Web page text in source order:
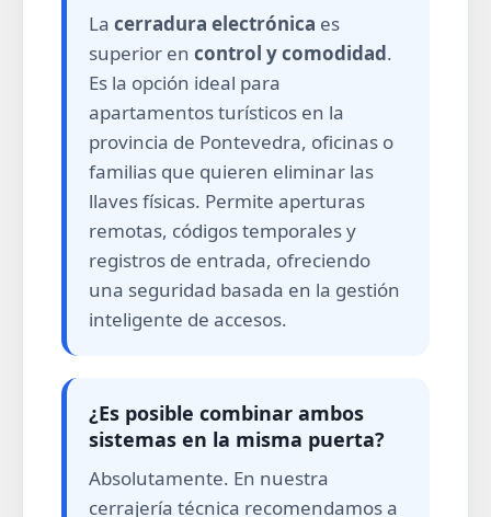
La cerradura electrónica es
superior en control y comodidad.
Es la opción ideal para
apartamentos turísticos en la
provincia de Pontevedra, oficinas o
familias que quieren eliminar las
llaves físicas. Permite aperturas
remotas, códigos temporales y
registros de entrada, ofreciendo
una seguridad basada en la gestión
inteligente de accesos.
¿Es posible combinar ambos
sistemas en la misma puerta?
Absolutamente. En nuestra
cerrajería técnica recomendamos a